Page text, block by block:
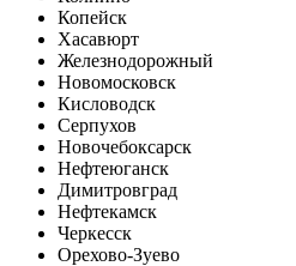
Копейск
Хасавюрт
Железнодорожный
Новомосковск
Кисловодск
Серпухов
Новочебоксарск
Нефтеюганск
Димитровград
Нефтекамск
Черкесск
Орехово-Зуево